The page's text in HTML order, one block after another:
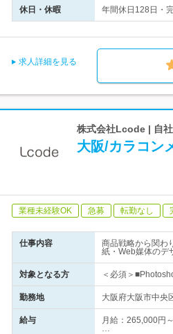
休日・休暇 年間休日128日・
求人詳細を見る
株式会社Lcode | 自
大阪/カラコン
業種未経験OK 急募 転勤なし
仕事内容
商品戦略から関わ
紙・Web媒体のデ
対象となる方 ＜必須＞
勤務地 大阪府大阪市中央
給与
月給：265,000円
…